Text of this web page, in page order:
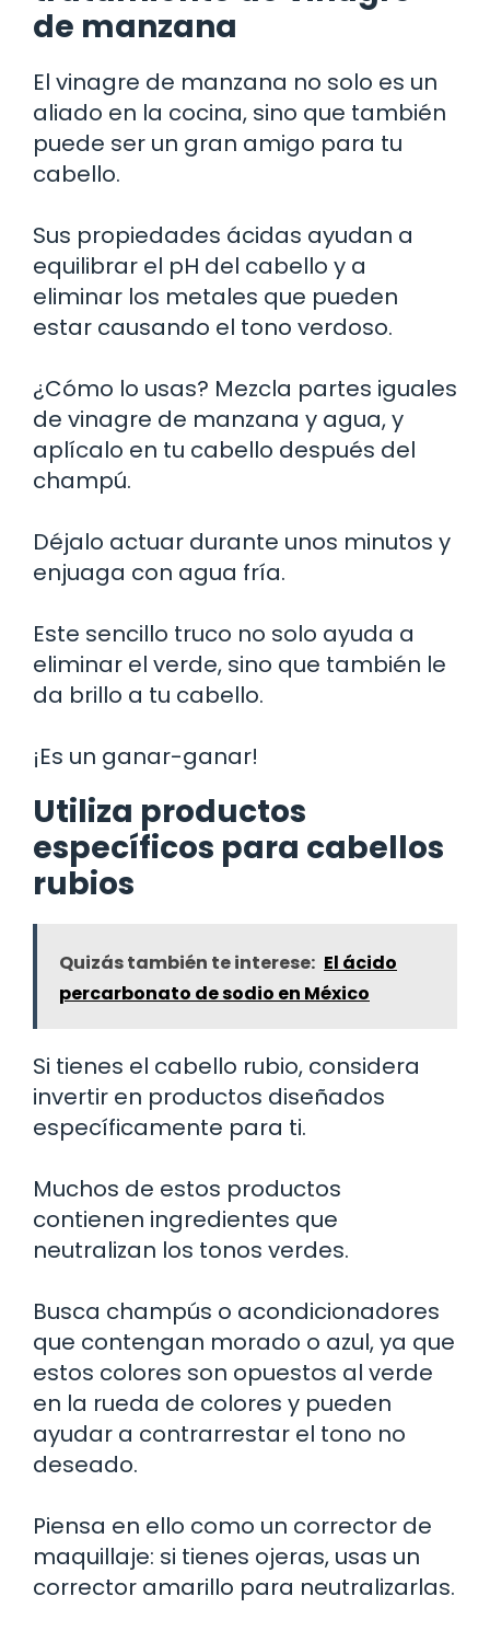
de manzana
El vinagre de manzana no solo es un
aliado en la cocina, sino que también
puede ser un gran amigo para tu
cabello.
Sus propiedades ácidas ayudan a
equilibrar el pH del cabello y a
eliminar los metales que pueden
estar causando el tono verdoso.
¿Cómo lo usas? Mezcla partes iguales
de vinagre de manzana y agua, y
aplícalo en tu cabello después del
champú.
Déjalo actuar durante unos minutos y
enjuaga con agua fría.
Este sencillo truco no solo ayuda a
eliminar el verde, sino que también le
da brillo a tu cabello.
¡Es un ganar-ganar!
Utiliza productos
específicos para cabellos
rubios
Quizás también te interese: El ácido
percarbonato de sodio en México
Si tienes el cabello rubio, considera
invertir en productos diseñados
específicamente para ti.
Muchos de estos productos
contienen ingredientes que
neutralizan los tonos verdes.
Busca champús o acondicionadores
que contengan morado o azul, ya que
estos colores son opuestos al verde
en la rueda de colores y pueden
ayudar a contrarrestar el tono no
deseado.
Piensa en ello como un corrector de
maquillaje: si tienes ojeras, usas un
corrector amarillo para neutralizarlas.